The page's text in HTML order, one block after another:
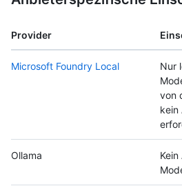
Provider
Microsoft Foundry Local
Nur
von
kein
Ollama